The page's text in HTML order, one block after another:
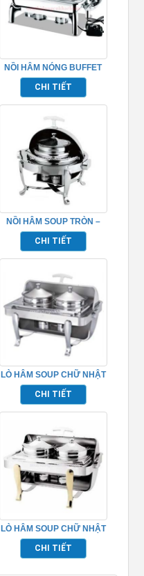
NỒI HÂM NÓNG BUFFET
ĐIỆN – TP697016
CHI TIẾT
NỒI HÂM SOUP TRÒN –
TP697026
CHI TIẾT
LÒ HÂM SOUP CHỮ NHẬT
– TP697024
CHI TIẾT
LÒ HÂM SOUP CHỮ NHẬT
– TP697028
CHI TIẾT